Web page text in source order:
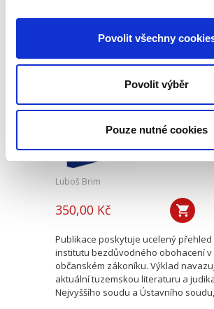
Povolit všechny
Povolit výběr
Pouze nutné cookies
Úvod do
obohacení
Luboš Brim
350,00 Kč
Publikace poskytuje ucelený
institutu bezdůvodného obohacení v
občanském zákoníku. Výklad
aktuální tuzemskou literaturu a
Nejvyššího soudu a Ústavního